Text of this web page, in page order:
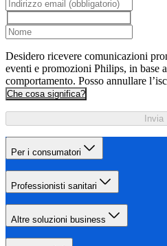
Desidero ricevere comunicazioni
eventi e promozioni Philips, in base
comportamento. Posso annullare
Che cosa significa?
Invia
Per i consumatori
Professionisti sanitari
Altre soluzioni business